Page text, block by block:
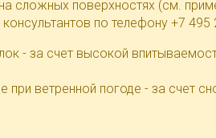
сложных поверхностях (см.
по телефону +7 495
- за счет высокой
при ветренной погоде - за счет